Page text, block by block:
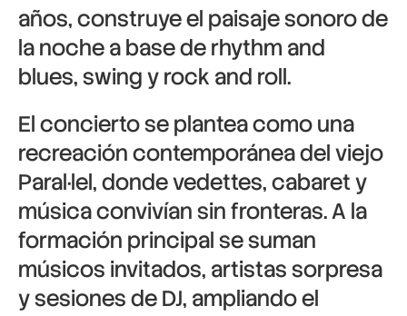
años, construye el paisaje sonoro de
la noche a base de rhythm and
blues, swing y rock and roll.
El concierto se plantea como una
recreación contemporánea del viejo
Paral·lel, donde vedettes, cabaret y
música convivían sin fronteras. A la
formación principal se suman
músicos invitados, artistas sorpresa
y sesiones de DJ, ampliando el